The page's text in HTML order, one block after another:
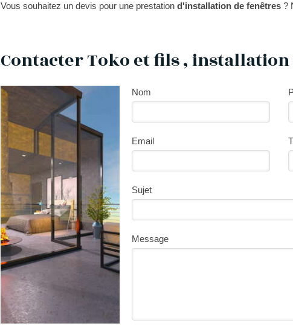
Vous souhaitez un devis pour une prestation d'installation de fenêtres ?
Contacter Toko et fils ,
Nom
Email
Sujet
Message